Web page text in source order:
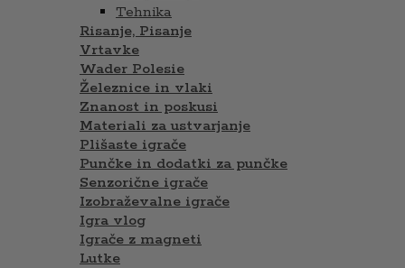
Tehnika
Risanje, Pisanje
Vrtavke
Wader Polesie
Železnice in vlaki
Znanost in poskusi
Materiali za ustvarjanje
Plišaste igrače
Punčke in dodatki za punčke
Senzorične igrače
Izobraževalne igrače
Igra vlog
Igrače z magneti
Lutke